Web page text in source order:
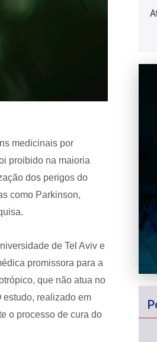
medicinais por
proibido na maioria
dos perigos do
como Parkinson,
de Tel Aviv e
promissora para a
que não atua no
estudo, realizado em
o processo de cura do